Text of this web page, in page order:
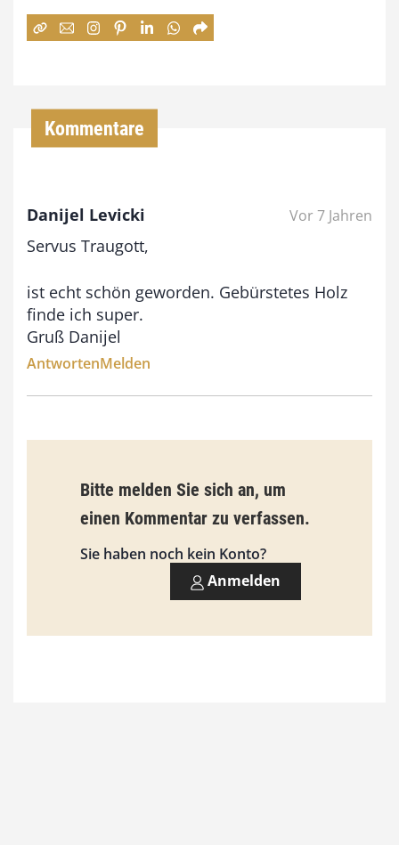
:
i
,
€
Kommentare
Danijel Levicki Vor 7 Jahren
Servus Traugott,
ist echt schön geworden. Gebürstetes Holz
finde ich super.
Gruß Danijel
AntwortenMelden
Bitte melden Sie sich an, um
einen Kommentar zu verfassen.
Sie haben noch kein Konto?
Anmelden